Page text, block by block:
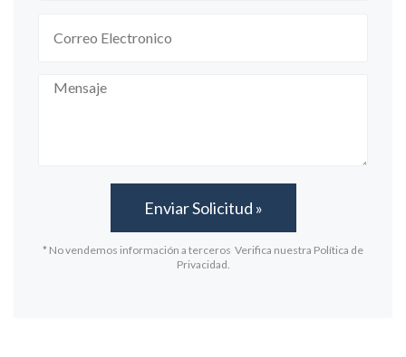
* No vendemos información a terceros Verifica nuestra Política de
Privacidad.